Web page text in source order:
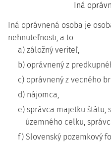
Iná
Iná oprávnená osoba je
nehnuteľnosti, a to
a) záložný veriteľ,
b) oprávnený z
c) oprávnený z vecného
d) nájomca,
e) správca majetku štátu,
územného celku,
f) Slovenský pozemkový